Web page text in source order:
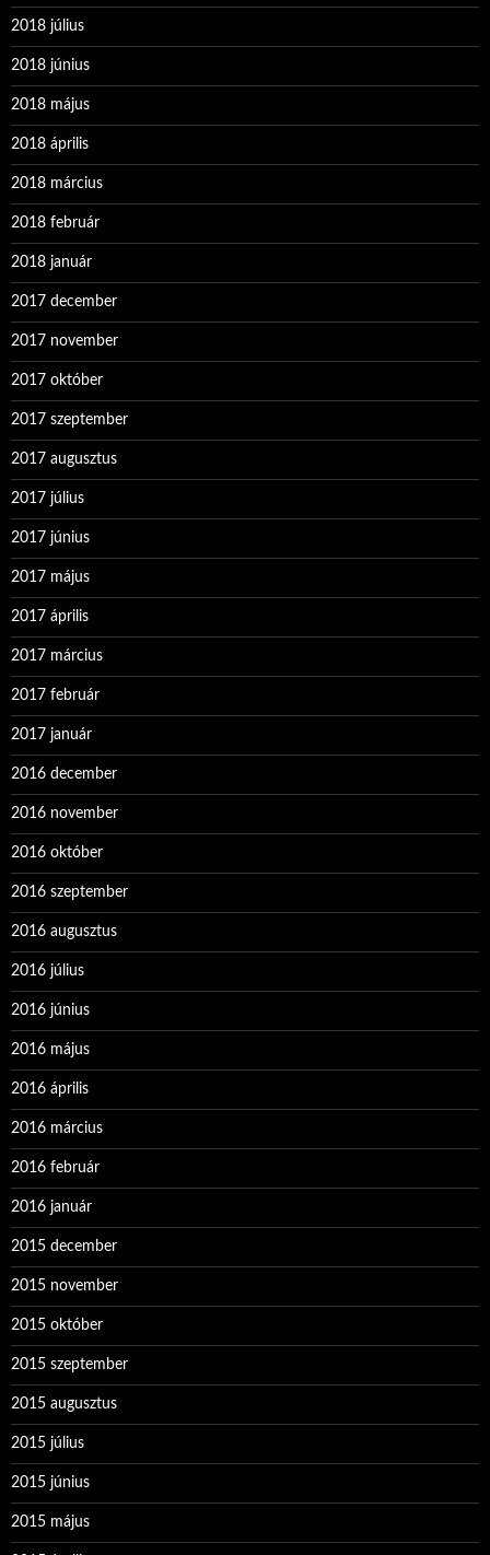
2018 július
2018 június
2018 május
2018 április
2018 március
2018 február
2018 január
2017 december
2017 november
2017 október
2017 szeptember
2017 augusztus
2017 július
2017 június
2017 május
2017 április
2017 március
2017 február
2017 január
2016 december
2016 november
2016 október
2016 szeptember
2016 augusztus
2016 július
2016 június
2016 május
2016 április
2016 március
2016 február
2016 január
2015 december
2015 november
2015 október
2015 szeptember
2015 augusztus
2015 július
2015 június
2015 május